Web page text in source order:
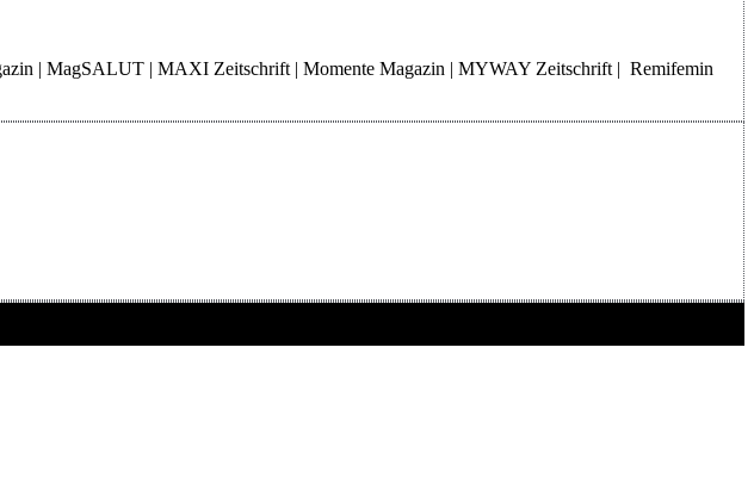
| MagSALUT | MAXI Zeitschrift | Momente Magazin | MYWAY Zeitschrift | Remifemin